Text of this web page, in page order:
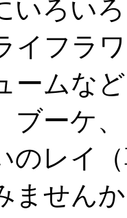
いろい
イフラ
ームな
ブーケ
のレイ
ません